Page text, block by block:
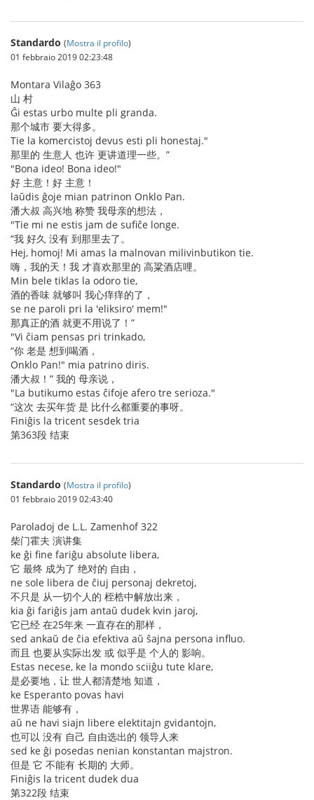
Standardo (Mostra il profilo)
01 febbraio 2019 02:23:48
Montara Vilaĝo 363
山 村
Ĝi estas urbo multe pli granda.
那个城市 要大得多。
Tie la komercistoj devus esti pli honestaj."
那里的 生意人 也许 更讲道理一些。”
"Bona ideo! Bona ideo!"
好 主意！好 主意！
laŭdis ĝoje mian patrinon Onklo Pan.
潘大叔 高兴地 称赞 我母亲的想法，
"Tie mi ne estis jam de sufiĉe longe.
“我 好久 没有 到那里去了。
Hej, homoj! Mi amas la malnovan milivinbutikon tie.
嗨，我的天！我 才喜欢那里的 高粱酒店哩。
Min bele tiklas la odoro tie,
酒的香味 就够叫 我心痒痒的了，
se ne paroli pri la 'eliksiro' mem!"
那真正的酒 就更不用说了！”
"Vi ĉiam pensas pri trinkado,
“你 老是 想到喝酒，
Onklo Pan!" mia patrino diris.
潘大叔！” 我的 母亲说，
"La butikumo estas ĉifoje afero tre serioza."
“这次 去买年货 是 比什么都重要的事呀。
Finiĝis la tricent sesdek tria
第363段 结束
Standardo (Mostra il profilo)
01 febbraio 2019 02:43:40
Paroladoj de L.L. Zamenhof 322
柴门霍夫 演讲集
ke ĝi fine fariĝu absolute libera,
它 最终 成为了 绝对的 自由，
ne sole libera de ĉiuj personaj dekretoj,
不只是 从一切个人的 桎梏中解放出来，
kia ĝi fariĝis jam antaŭ dudek kvin jaroj,
它已经 在25年来 一直存在的那样，
sed ankaŭ de ĉia efektiva aŭ ŝajna persona influo.
而且 也要从实际出发 或 似乎是 个人的 影响。
Estas necese, ke la mondo sciiĝu tute klare,
是必要地，让 世人都清楚地 知道，
ke Esperanto povas havi
世界语 能够有，
aŭ ne havi siajn libere elektitajn gvidantojn,
也可以 没有 自己 自由选出的 领导人来
sed ke ĝi posedas nenian konstantan majstron.
但是 它 不能有 长期的 大师。
Finiĝis la tricent dudek dua
第322段 结束